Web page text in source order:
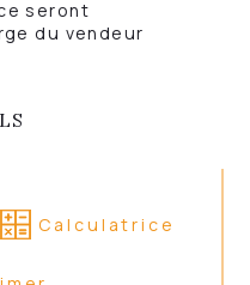
d environ 500
du vendeur
Calculatrice